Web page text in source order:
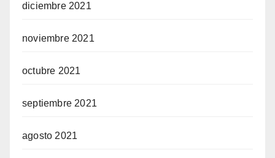
diciembre 2021
noviembre 2021
octubre 2021
septiembre 2021
agosto 2021